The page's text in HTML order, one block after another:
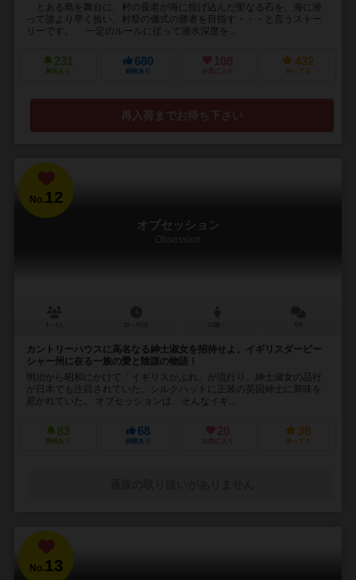
とある島を舞台に、村の長老が海に投げ込んだ聖なる石を、海に潜
って誰より早く拾い、村祭の儀式の勝者を目指す・・・と言うストー
リーです。 一定のルールに従って潜水深度を...
231
興味あり
680
経験あり
108
お気に入り
432
持ってる
再入荷までお待ち下さい
No.12
オブセッション
Obsession
カントリーハウスに高名なる紳士淑女を招待せよ。イギリスダービー
シャー州に在る一族の愛と陰謀の物語！
明治から昭和にかけて「イギリスかぶれ」が流行り、紳士淑女の品行
が日本でも注目されていた。シルクハットに正装の英国紳士に興味を
惹かれていた。 オブセッションは、そんなイギ...
83
興味あり
68
経験あり
20
お気に入り
38
持ってる
No.13